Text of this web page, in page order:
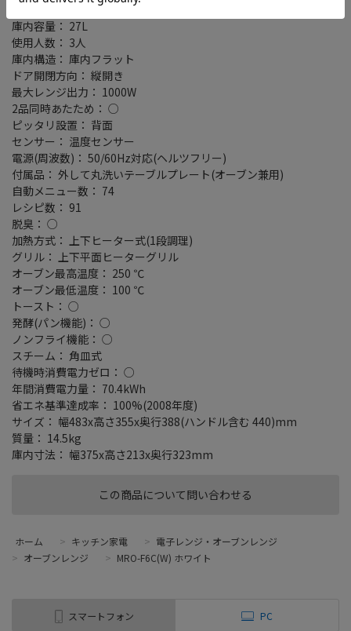
この商品について問い合わせる
タイプ： オーブンレンジ
庫内容量： 27L
使用人数： 3人
庫内構造： 庫内フラット
ドア開閉方向： 縦開き
最大レンジ出力： 1000W
2品同時あたため： ○
ピッタリ設置： 背面
センサー： 温度センサー
電源(周波数)： 50/60Hz対応(ヘルツフリー)
付属品： 外して丸洗いテーブルプレート(オーブン兼用)
自動メニュー数： 74
レシピ数： 91
脱臭： ○
加熱方式： 上下ヒーター式(1段調理)
グリル： 上下平面ヒーターグリル
オーブン最高温度： 250 ℃
オーブン最低温度： 100 ℃
トースト： ○
発酵(パン機能)： ○
ノンフライ機能： ○
スチーム： 角皿式
待機時消費電力ゼロ： ○
年間消費電力量： 70.4kWh
省エネ基準達成率： 100%(2008年度)
サイズ： 幅483x高さ355x奥行388(ハンドル含む 440)mm
質量： 14.5kg
庫内寸法： 幅375x高さ213x奥行323mm
ホーム > キッチン家電 > 電子レンジ・オーブンレンジ
> オーブンレンジ > MRO-F6C(W) ホワイト
スマートフォン PC